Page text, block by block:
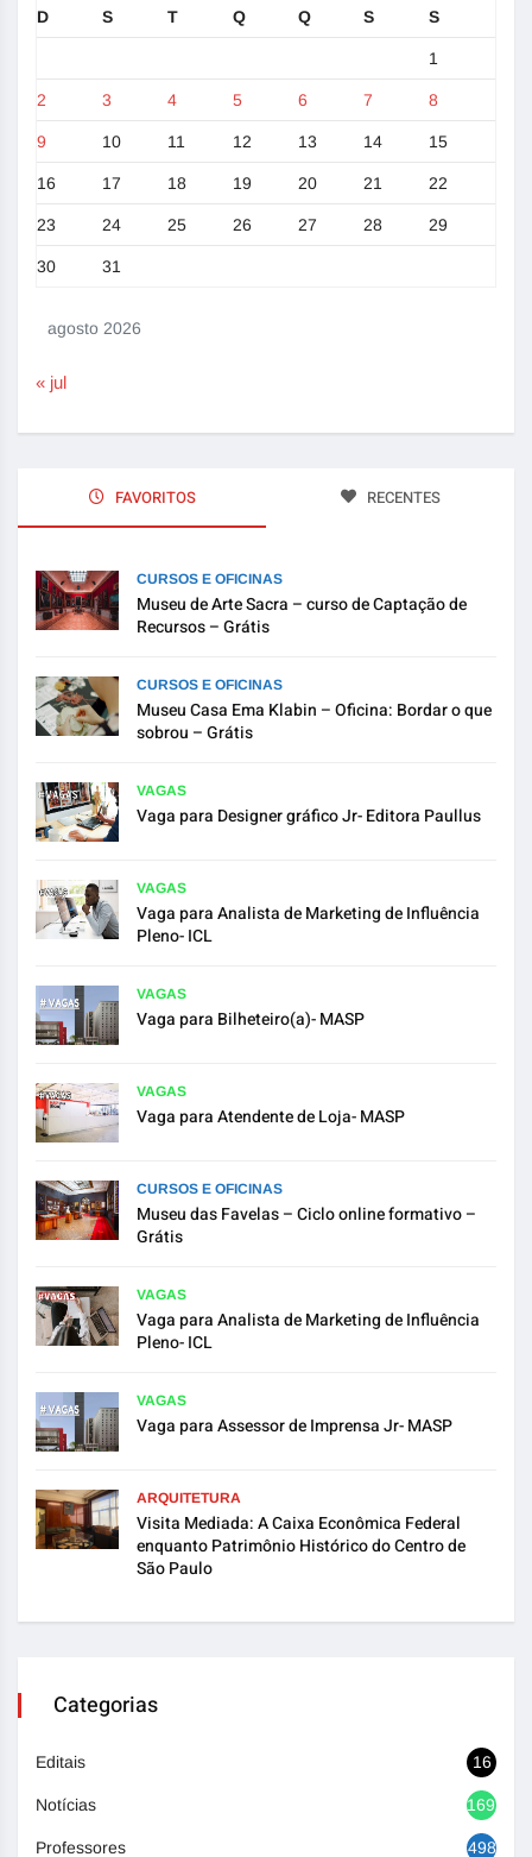
agosto 2026
D S T Q Q S S
1
2 3 4 5 6 7 8
9 10 11 12 13 14 15
16 17 18 19 20 21 22
23 24 25 26 27 28 29
30 31
« jul
FAVORITOS RECENTES
CURSOS E OFICINAS
Museu de Arte Sacra – curso de Captação de
Recursos – Grátis
CURSOS E OFICINAS
Museu Casa Ema Klabin – Oficina: Bordar o que
sobrou – Grátis
VAGAS
Vaga para Designer gráfico Jr- Editora Paullus
VAGAS
Vaga para Analista de Marketing de Influência
Pleno- ICL
VAGAS
Vaga para Bilheteiro(a)- MASP
VAGAS
Vaga para Atendente de Loja- MASP
CURSOS E OFICINAS
Museu das Favelas – Ciclo online formativo –
Grátis
VAGAS
Vaga para Analista de Marketing de Influência
Pleno- ICL
VAGAS
Vaga para Assessor de Imprensa Jr- MASP
ARQUITETURA
Visita Mediada: A Caixa Econômica Federal
enquanto Patrimônio Histórico do Centro de
São Paulo
Categorias
Editais 16
Notícias 1692
Professores 498